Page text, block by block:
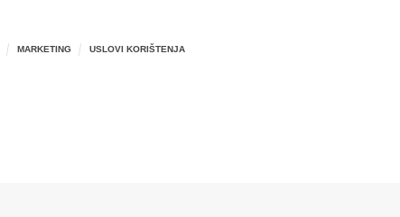
MARKETING USLOVI KORIŠTENJA